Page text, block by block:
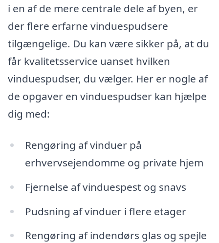
i en af de mere centrale dele af byen, er
der flere erfarne vinduespudsere
tilgængelige. Du kan være sikker på, at du
får kvalitetsservice uanset hvilken
vinduespudser, du vælger. Her er nogle af
de opgaver en vinduespudser kan hjælpe
dig med:
Rengøring af vinduer på
erhvervsejendomme og private hjem
Fjernelse af vinduespest og snavs
Pudsning af vinduer i flere etager
Rengøring af indendørs glas og spejle